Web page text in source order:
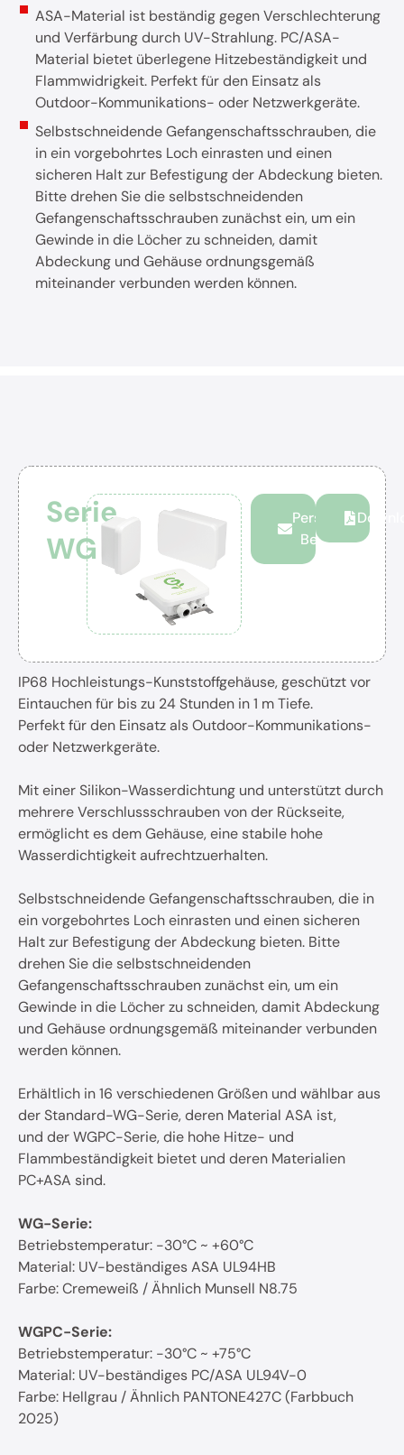
ASA-Material ist beständig gegen Verschlechterung
und Verfärbung durch UV-Strahlung. PC/ASA-
Material bietet überlegene Hitzebeständigkeit und
Flammwidrigkeit. Perfekt für den Einsatz als
Outdoor-Kommunikations- oder Netzwerkgeräte.
Selbstschneidende Gefangenschaftsschrauben, die
in ein vorgebohrtes Loch einrasten und einen
sicheren Halt zur Befestigung der Abdeckung bieten.
Bitte drehen Sie die selbstschneidenden
Gefangenschaftsschrauben zunächst ein, um ein
Gewinde in die Löcher zu schneiden, damit
Abdeckung und Gehäuse ordnungsgemäß
miteinander verbunden werden können.
Serie
WG
Persönliche
Beratung
IP68 Hochleistungs-Kunststoffgehäuse, geschützt vor
Eintauchen für bis zu 24 Stunden in 1 m Tiefe.
Perfekt für den Einsatz als Outdoor-Kommunikations-
oder Netzwerkgeräte.
Mit einer Silikon-Wasserdichtung und unterstützt durch
mehrere Verschlussschrauben von der Rückseite,
ermöglicht es dem Gehäuse, eine stabile hohe
Wasserdichtigkeit aufrechtzuerhalten.
Selbstschneidende Gefangenschaftsschrauben, die in
ein vorgebohrtes Loch einrasten und einen sicheren
Halt zur Befestigung der Abdeckung bieten. Bitte
drehen Sie die selbstschneidenden
Gefangenschaftsschrauben zunächst ein, um ein
Gewinde in die Löcher zu schneiden, damit Abdeckung
und Gehäuse ordnungsgemäß miteinander verbunden
werden können.
Erhältlich in 16 verschiedenen Größen und wählbar aus
der Standard-WG-Serie, deren Material ASA ist,
und der WGPC-Serie, die hohe Hitze- und
Flammbeständigkeit bietet und deren Materialien
PC+ASA sind.
WG-Serie:
Betriebstemperatur: -30°C ~ +60°C
Material: UV-beständiges ASA UL94HB
Farbe: Cremeweiß / Ähnlich Munsell N8.75
WGPC-Serie:
Betriebstemperatur: -30°C ~ +75°C
Material: UV-beständiges PC/ASA UL94V-0
Farbe: Hellgrau / Ähnlich PANTONE427C (Farbbuch
2025)